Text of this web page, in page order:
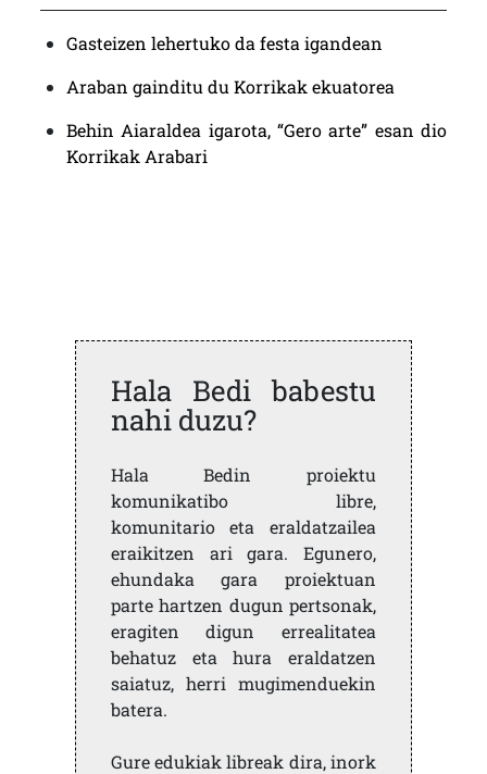
Gasteizen lehertuko da festa igandean
Araban gainditu du Korrikak ekuatorea
Behin Aiaraldea igarota, “Gero arte” esan dio
Korrikak Arabari
Hala Bedi babestu
nahi duzu?
Hala Bedin proiektu
komunikatibo libre,
komunitario eta eraldatzailea
eraikitzen ari gara. Egunero,
ehundaka gara proiektuan
parte hartzen dugun pertsonak,
eragiten digun errealitatea
behatuz eta hura eraldatzen
saiatuz, herri mugimenduekin
batera.
Gure edukiak libreak dira, inork